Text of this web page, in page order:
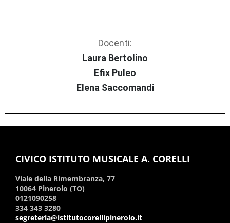
Docenti:
Laura Bertolino
Efix Puleo
Elena Saccomandi
CIVICO ISTITUTO MUSICALE A. CORELLI
Viale della Rimembranza, 77
10064 Pinerolo (TO)
0121090258
334 343 3280
segreteria@istitutocorellipinerolo.it